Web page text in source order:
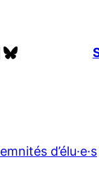
Bluesky
d’élu·e·s